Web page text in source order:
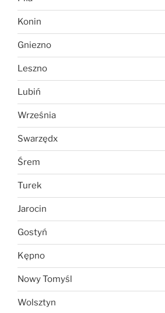
Konin
Gniezno
Leszno
Lubiń
Września
Swarzędx
Śrem
Turek
Jarocin
Gostyń
Kępno
Nowy Tomyśl
Wolsztyn